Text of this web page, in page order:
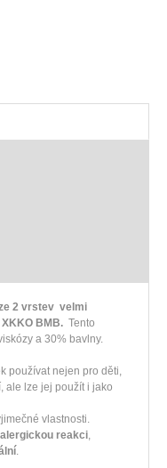
2 vrstev velmi
BMB. Tento
a 30% bavlny.
používat nejen pro děti,
ale lze jej použít i jako
vlastnosti.
reakci,
.